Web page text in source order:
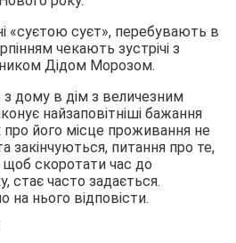
«суєтою суєт», перебувають в
чекають зустрічі з
Дідом Морозом.
дому в дім з величезним
найзаповітніші бажання
про його місце проживання не
закінчуються, питання про те,
скоротати час до
стає часто задається.
нього відповісти.